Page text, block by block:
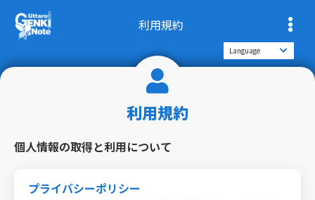
利用規約
利用規約
個人情報の取得と利用について
プライバシーポリシー